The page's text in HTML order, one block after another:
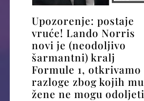
Upozorenje: postaje
vruće! Lando Norris
novi je (neodoljivo
šarmantni) kralj
Formule 1, otkrivamo
razloge zbog kojih mu
žene ne mogu odoljeti